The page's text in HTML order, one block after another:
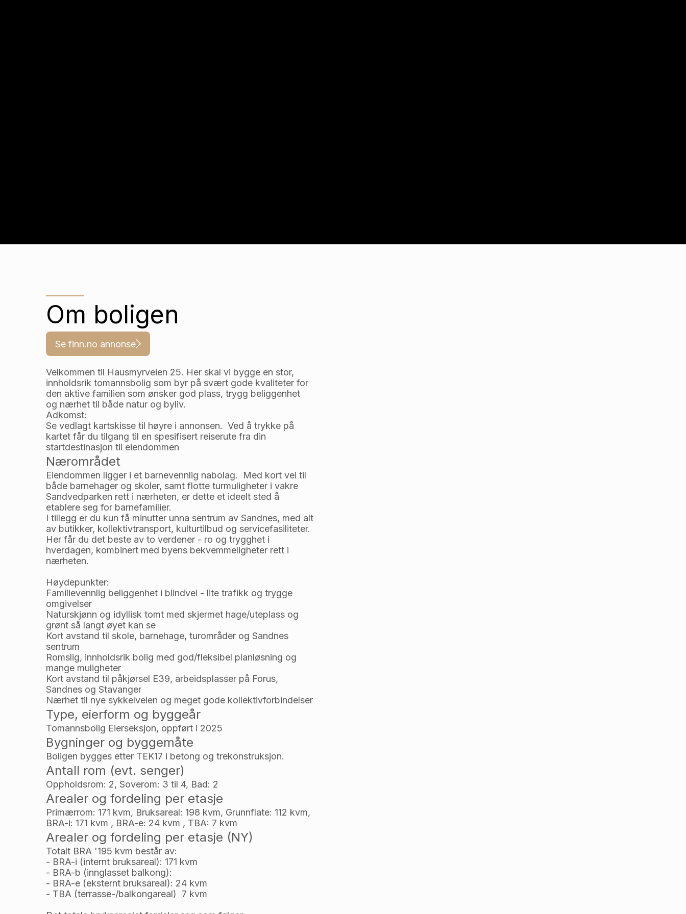
Om boligen
Se finn.no annonse
Velkommen til Hausmyrveien 25. Her skal vi bygge en stor,
innholdsrik tomannsbolig som byr på svært gode kvaliteter for
den aktive familien som ønsker god plass, trygg beliggenhet
og nærhet til både natur og byliv.
Adkomst:
Se vedlagt kartskisse til høyre i annonsen.  Ved å trykke på
kartet får du tilgang til en spesifisert reiserute fra din
startdestinasjon til eiendommen
Nærområdet
Eiendommen ligger i et barnevennlig nabolag.  Med kort vei til
både barnehager og skoler, samt flotte turmuligheter i vakre
Sandvedparken rett i nærheten, er dette et ideelt sted å
etablere seg for barnefamilier.
I tillegg er du kun få minutter unna sentrum av Sandnes, med alt
av butikker, kollektivtransport, kulturtilbud og servicefasiliteter.
Her får du det beste av to verdener - ro og trygghet i
hverdagen, kombinert med byens bekvemmeligheter rett i
nærheten.
Høydepunkter:
Familievennlig beliggenhet i blindvei - lite trafikk og trygge
omgivelser
Naturskjønn og idyllisk tomt med skjermet hage/uteplass og
grønt så langt øyet kan se
Kort avstand til skole, barnehage, turområder og Sandnes
sentrum
Romslig, innholdsrik bolig med god/fleksibel planløsning og
mange muligheter
Kort avstand til påkjørsel E39, arbeidsplasser på Forus,
Sandnes og Stavanger
Nærhet til nye sykkelveien og meget gode kollektivforbindelser
Type, eierform og byggeår
Tomannsbolig Eierseksjon, oppført i 2025
Bygninger og byggemåte
Boligen bygges etter TEK17 i betong og trekonstruksjon.
Antall rom (evt. senger)
Oppholdsrom: 2, Soverom: 3 til 4, Bad: 2
Arealer og fordeling per etasje
Primærrom: 171 kvm, Bruksareal: 198 kvm, Grunnflate: 112 kvm,
BRA-i: 171 kvm , BRA-e: 24 kvm , TBA: 7 kvm
Arealer og fordeling per etasje (NY)
Totalt BRA '195 kvm består av:
- BRA-i (internt bruksareal): 171 kvm
- BRA-b (innglasset balkong):
- BRA-e (eksternt bruksareal): 24 kvm
- TBA (terrasse-/balkongareal)  7 kvm